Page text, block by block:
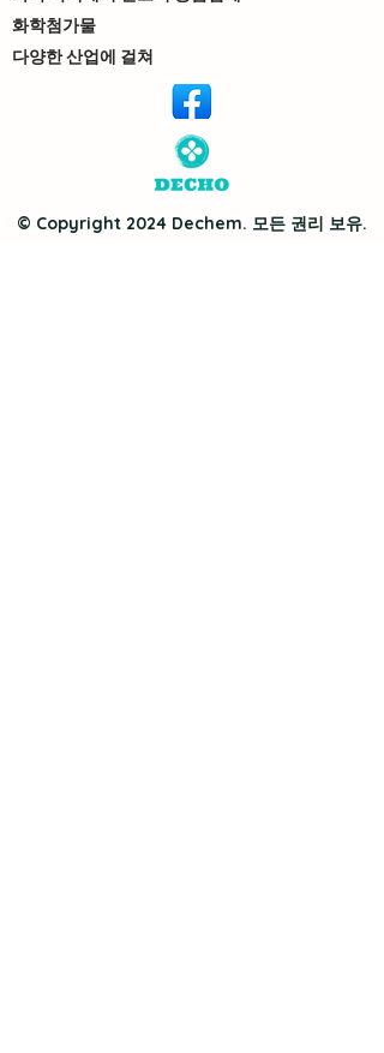
화학첨가물
다양한 산업에 걸쳐
© Copyright 2024 Dechem. 모든 권리 보유.